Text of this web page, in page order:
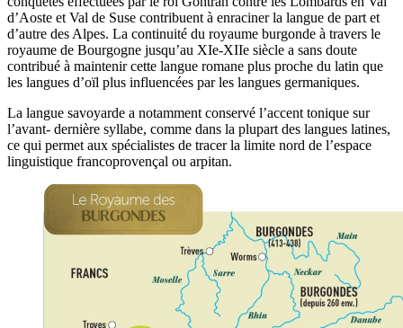
d’Aoste et Val de Suse contribuent à enraciner la langue de part et
d’autre des Alpes. La continuité du royaume burgonde à travers le
royaume de Bourgogne jusqu’au XIe-XIIe siècle a sans doute
contribué à maintenir cette langue romane plus proche du latin que
les langues d’oïl plus influencées par les langues germaniques.
La langue savoyarde a notamment conservé l’accent tonique sur
l’avant- dernière syllabe, comme dans la plupart des langues latines,
ce qui permet aux spécialistes de tracer la limite nord de l’espace
linguistique francoprovençal ou arpitan.